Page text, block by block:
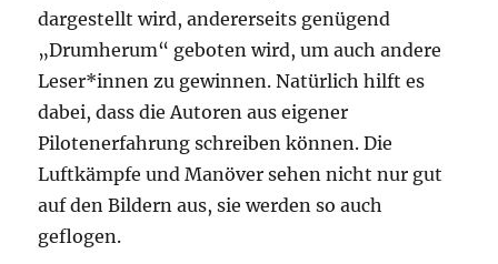
dargestellt wird, andererseits genügend
„Drumherum“ geboten wird, um auch andere
Leser*innen zu gewinnen. Natürlich hilft es
dabei, dass die Autoren aus eigener
Pilotenerfahrung schreiben können. Die
Luftkämpfe und Manöver sehen nicht nur gut
auf den Bildern aus, sie werden so auch
geflogen.